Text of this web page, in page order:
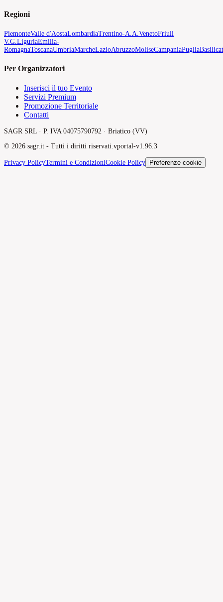
Regioni
PiemonteValle d'AostaLombardiaTrentino-A.A. VenetoFriuli
V.G. LiguriaEmilia-
RomagnaToscanaUmbriaMarcheLazioAbruzzoMoliseCampaniaPuglia
Per Organizzatori
Inserisci il tuo Evento
Servizi Premium
Promozione Territoriale
Contatti
SAGR SRL · P. IVA 04075790792 · Briatico (VV)
© 2026 sagr.it - Tutti i diritti riservati.vportal-v1.96.3
Privacy PolicyTermini e CondizioniCookie Policy Preferenze cookie